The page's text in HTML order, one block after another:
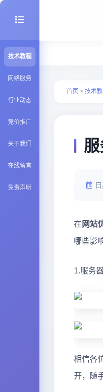
技术教程
seo优化
网络服务
行业动态
竞价推广
关于我们
在线留言
免责声明
首页 > 技术
在 网站
哪些影
1.服务
相信各
开，随